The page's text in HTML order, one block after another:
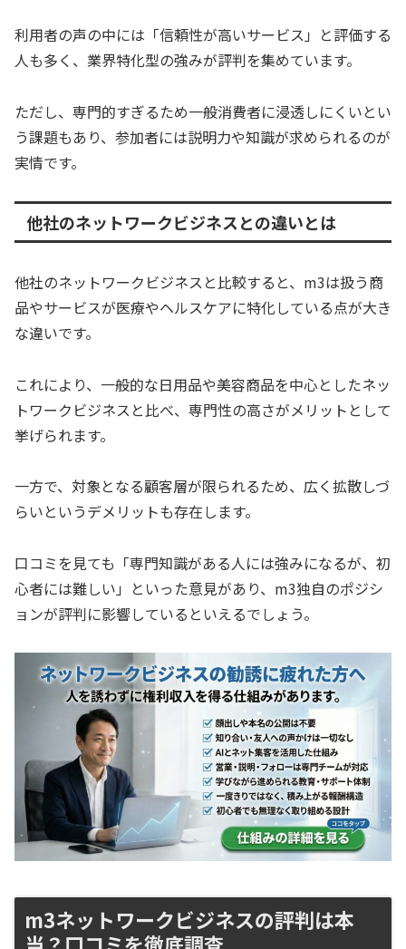
利用者の声の中には「信頼性が高いサービス」と評価する
人も多く、業界特化型の強みが評判を集めています。
ただし、専門的すぎるため一般消費者に浸透しにくいとい
う課題もあり、参加者には説明力や知識が求められるのが
実情です。
他社のネットワークビジネスとの違いとは
他社のネットワークビジネスと比較すると、m3は扱う商
品やサービスが医療やヘルスケアに特化している点が大き
な違いです。
これにより、一般的な日用品や美容商品を中心としたネッ
トワークビジネスと比べ、専門性の高さがメリットとして
挙げられます。
一方で、対象となる顧客層が限られるため、広く拡散しづ
らいというデメリットも存在します。
口コミを見ても「専門知識がある人には強みになるが、初
心者には難しい」といった意見があり、m3独自のポジシ
ョンが評判に影響しているといえるでしょう。
m3ネットワークビジネスの評判は本